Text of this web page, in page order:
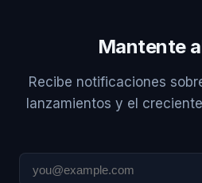
Mantente
Recibe notificaciones
lanzamientos y el